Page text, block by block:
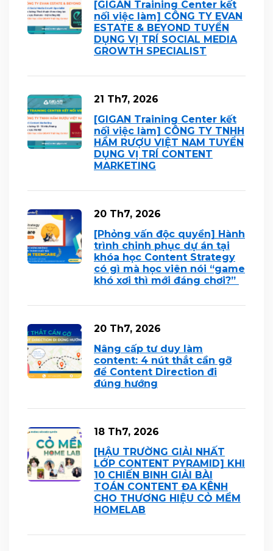
[GIGAN Training Center kết
nối việc làm] CÔNG TY EVAN
ESTATE & BEYOND TUYỂN
DỤNG VỊ TRÍ SOCIAL MEDIA
GROWTH SPECIALIST
21 Th7, 2026
[GIGAN Training Center kết
nối việc làm] CÔNG TY TNHH
HẦM RƯỢU VIỆT NAM TUYỂN
DỤNG VỊ TRÍ CONTENT
MARKETING
20 Th7, 2026
[Phỏng vấn độc quyền] Hành
trình chinh phục dự án tại
khóa học Content Strategy
có gì mà học viên nói “game
khó xơi thì mới đáng chơi?”
20 Th7, 2026
Nâng cấp tư duy làm
content: 4 nút thắt cần gỡ
để Content Direction đi
đúng hướng
18 Th7, 2026
[HẬU TRƯỜNG GIẢI NHẤT
LỚP CONTENT PYRAMID] KHI
10 CHIẾN BINH GIẢI BÀI
TOÁN CONTENT ĐA KÊNH
CHO THƯƠNG HIỆU CỎ MỀM
HOMELAB